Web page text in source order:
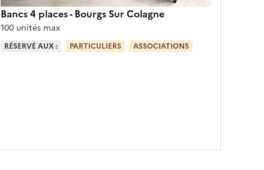
Bancs 4 places- Bourgs Sur Colagne
100 unités max
RÉSERVÉ AUX : PARTICULIERS ASSOCIATIONS